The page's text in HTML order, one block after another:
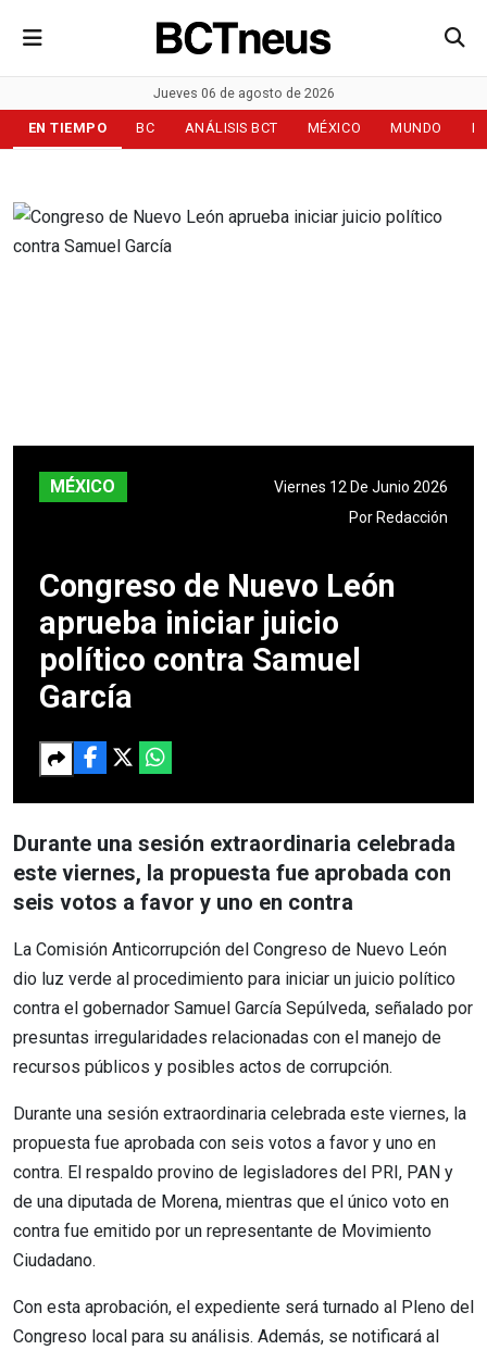
Jueves 06 de agosto de 2026
EN TIEMPO BC ANÁLISIS BCT MÉXICO MUNDO
MÉXICO
Viernes 12 De Junio 2026
Por Redacción
Congreso de Nuevo León
aprueba iniciar juicio
político contra Samuel
García
Durante una sesión extraordinaria celebrada
este viernes, la propuesta fue aprobada con
seis votos a favor y uno en contra
La Comisión Anticorrupción del Congreso de Nuevo León
dio luz verde al procedimiento para iniciar un juicio político
contra el gobernador Samuel García Sepúlveda, señalado por
presuntas irregularidades relacionadas con el manejo de
recursos públicos y posibles actos de corrupción.
Durante una sesión extraordinaria celebrada este viernes, la
propuesta fue aprobada con seis votos a favor y uno en
contra. El respaldo provino de legisladores del PRI, PAN y
de una diputada de Morena, mientras que el único voto en
contra fue emitido por un representante de Movimiento
Ciudadano.
Con esta aprobación, el expediente será turnado al Pleno del
Congreso local para su análisis. Además, se notificará al